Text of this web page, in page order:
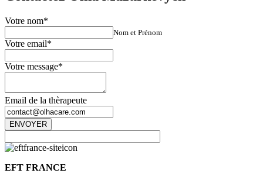
Votre nom*
Nom et Prénom
Votre email*
Votre message*
Email de la thèrapeute
ENVOYER
EFT FRANCE